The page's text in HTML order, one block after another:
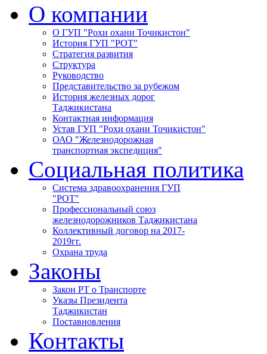
О компании
О ГУП "Рохи охани Точикистон"
История ГУП "РОТ"
Стратегия развития
Структура
Руководство
Представительство за рубежом
История железных дорог
Таджикистана
Контактная информация
Устав ГУП "Рохи охани Точикистон"
ОАО "Железнодорожная
транспортная экспедиция"
Социальная политика
Система здравоохранения ГУП
"РОТ"
Профессиональный союз
железнодорожников Таджикистана
Коллективный договор на 2017-
2019гг.
Охрана труда
Законы
Закон РТ о Транспорте
Указы Президента
Таджикистан
Поставновления
Контакты